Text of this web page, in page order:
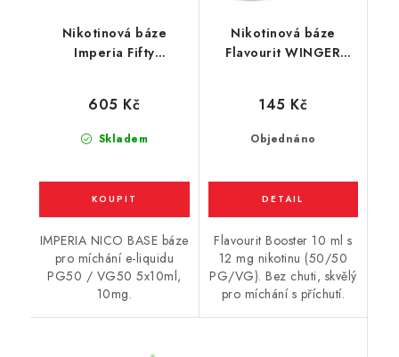
Nikotinová báze
Imperia Fifty
Skladem
605 Kč
IMPERIA NICO BASE báze
pro míchání e-liquidu
PG50 / VG50 5x10ml,
10mg.
Nikotinová báze
Flavourit WINGER
Objednáno
145 Kč
Flavourit Booster 10 ml s
12 mg nikotinu (50/50
PG/VG). Bez chuti, skvělý
pro míchání s příchutí.